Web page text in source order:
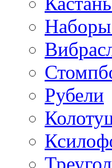
Наборы
Рубели